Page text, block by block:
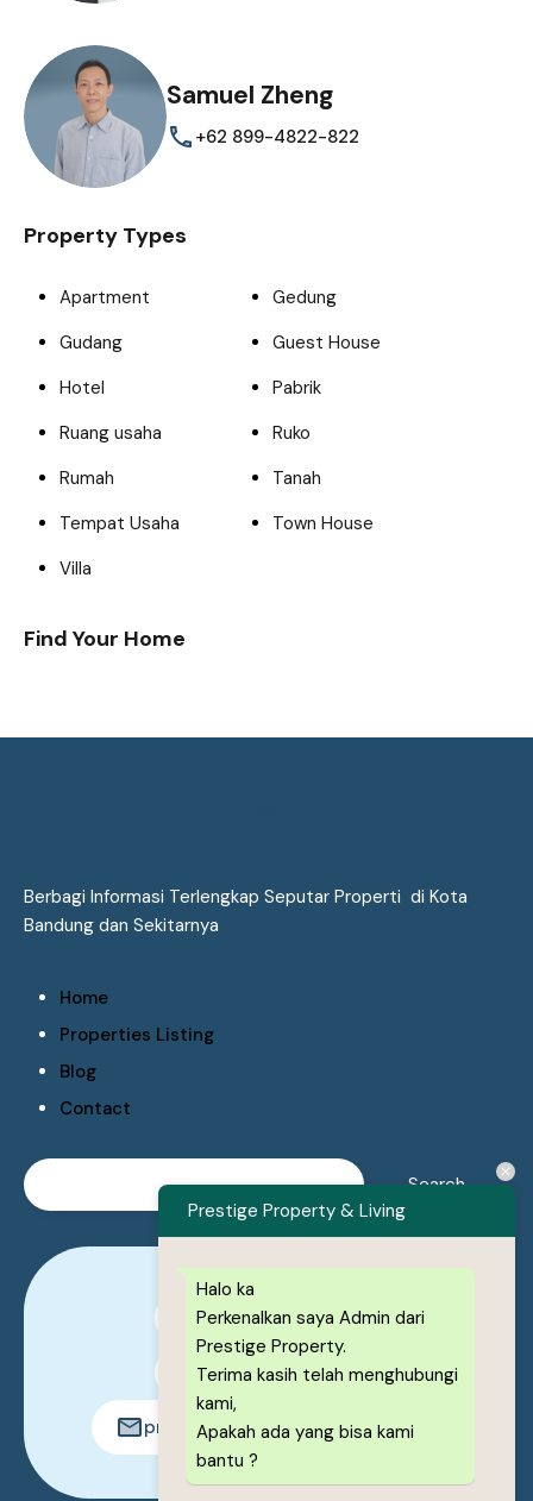
Samuel Zheng
+62 899-4822-822
Property Types
Apartment
Gedung
Gudang
Guest House
Hotel
Pabrik
Ruang usaha
Ruko
Rumah
Tanah
Tempat Usaha
Town House
Villa
Find Your Home
Berbagi Informasi Terlengkap Seputar Properti di Kota
Bandung dan Sekitarnya
Home
Properties Listing
Blog
Contact
0878-1222-8443
0878-1222-8443
prestigeproperty.id@gmail.com
Prestige Property & Living
Halo ka
Perkenalkan saya Admin dari
Prestige Property.
Terima kasih telah menghubungi
kami,
Apakah ada yang bisa kami
bantu ?